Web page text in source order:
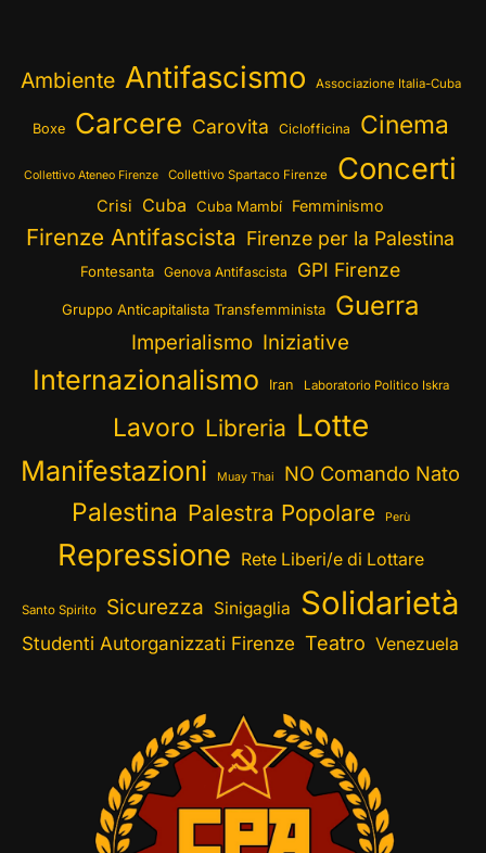
Ambiente Antifascismo Associazione Italia-Cuba
Boxe Carcere Carovita Ciclofficina Cinema
Collettivo Ateneo Firenze Collettivo Spartaco Firenze Concerti
Crisi Cuba Cuba Mambí Femminismo
Firenze Antifascista Firenze per la Palestina
Fontesanta Genova Antifascista GPI Firenze
Gruppo Anticapitalista Transfemminista Guerra
Imperialismo Iniziative
Internazionalismo Iran Laboratorio Politico Iskra
Lavoro Libreria Lotte
Manifestazioni Muay Thai NO Comando Nato
Palestina Palestra Popolare Perù
Repressione Rete Liberi/e di Lottare
Santo Spirito Sicurezza Sinigaglia Solidarietà
Studenti Autorganizzati Firenze Teatro Venezuela